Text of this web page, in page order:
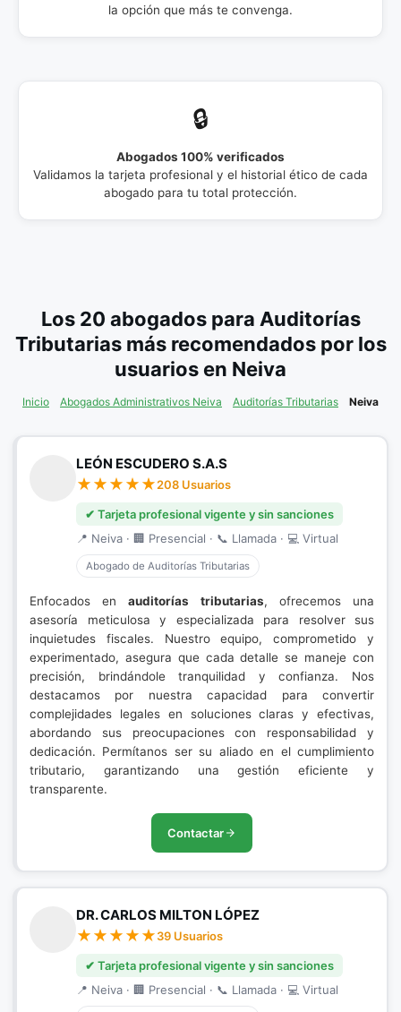
la opción que más te convenga.
🔒
Abogados 100% verificados
Validamos la tarjeta profesional y el historial ético de cada
abogado para tu total protección.
Los 20 abogados para Auditorías
Tributarias más recomendados por los
usuarios en Neiva
Inicio Abogados Administrativos Neiva Auditorías Tributarias Neiva
LEÓN ESCUDERO S.A.S
208 Usuarios
✔ Tarjeta profesional vigente y sin sanciones
📍 Neiva · 🏢 Presencial · 📞 Llamada · 💻 Virtual
Abogado de Auditorías Tributarias
Enfocados enauditorías tributarias, ofrecemos una
asesoría meticulosa y especializada para resolver sus
inquietudes fiscales. Nuestro equipo, comprometido y
experimentado, asegura que cada detalle se maneje con
precisión, brindándole tranquilidad y confianza. Nos
destacamos por nuestra capacidad para convertir
complejidades legales en soluciones claras y efectivas,
abordando sus preocupaciones con responsabilidad y
dedicación. Permítanos ser su aliado en el cumplimiento
tributario, garantizando una gestión eficiente y
transparente.
Contactar
DR. CARLOS MILTON LÓPEZ
39 Usuarios
✔ Tarjeta profesional vigente y sin sanciones
📍 Neiva · 🏢 Presencial · 📞 Llamada · 💻 Virtual